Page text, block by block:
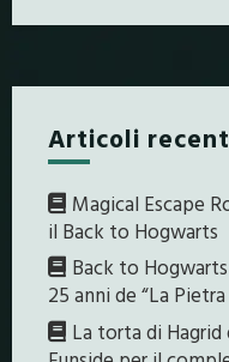
Articoli
Magical Escape
il Back to Hogwarts
Back to
25 anni de “La
La torta di Hagrid